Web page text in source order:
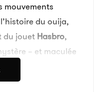
mouvements
du ouija,
du jouet Hasbro,
– et maculée